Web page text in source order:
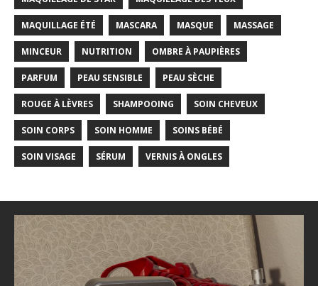
MAQUILLAGE ÉTÉ MASCARA MASQUE MASSAGE
MINCEUR NUTRITION OMBRE À PAUPIÈRES
PARFUM PEAU SENSIBLE PEAU SÈCHE
ROUGE À LÈVRES SHAMPOOING SOIN CHEVEUX
SOIN CORPS SOIN HOMME SOINS BÉBÉ
SOIN VISAGE SÉRUM VERNIS À ONGLES